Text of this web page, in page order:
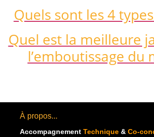
Quels sont les 4 types
Quel est la meilleure
l’emboutissage du
À propos...
Accompagnement Technique & Co-